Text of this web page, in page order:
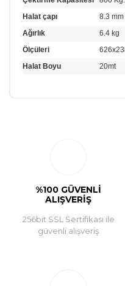
Halat çapı
8.3 mm
Ağırlık
6.4 kg
Ölçüleri
Halat Boyu
20mt
%100 GÜVENLİ
ALIŞVERİŞ
256bit SSL Sertifikası ile
güvenli alışveriş